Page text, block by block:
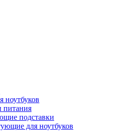
ноутбуков
питания
подставки
для ноутбуков